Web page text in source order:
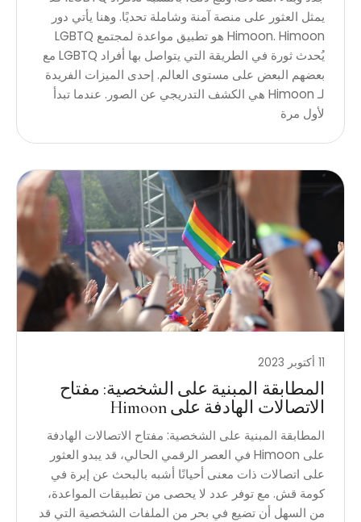
يمثل العثور على منصة آمنة وشاملة تحديًا. وهنا يأتي دور
Himoon. Himoon هو تطبيق مواعدة لمجتمع LGBTQ
يُحدث ثورة في الطريقة التي يتواصل بها أفراد LGBTQ مع
بعضهم البعض على مستوى العالم. إحدى الميزات الفريدة
لـ Himoon هي الكشف التدريجي عن الصور. عندما تبدأ
لأول مرة
11 أكتوبر 2023
المطابقة المبنية على الشخصية: مفتاح
الاتصالات الهادفة على Himoon
المطابقة المبنية على الشخصية: مفتاح الاتصالات الهادفة
على Himoon في العصر الرقمي الحالي، قد يبدو العثور
على اتصالات ذات معنى أحيانًا أشبه بالبحث عن إبرة في
كومة قش. مع توفر عدد لا يحصى من تطبيقات المواعدة،
من السهل أن تضيع في بحر من الملفات الشخصية التي قد